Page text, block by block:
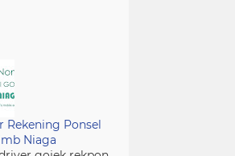
Rekening Ponsel
Niaga